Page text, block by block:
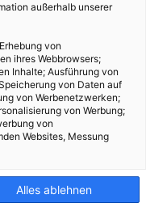
außerhalb unserer
Erhebung von
ihres Webbrowsers;
Inhalte; Ausführung von
von Daten auf
von Werbenetzwerken;
von Werbung;
von
Websites, Messung
Alles ablehnen